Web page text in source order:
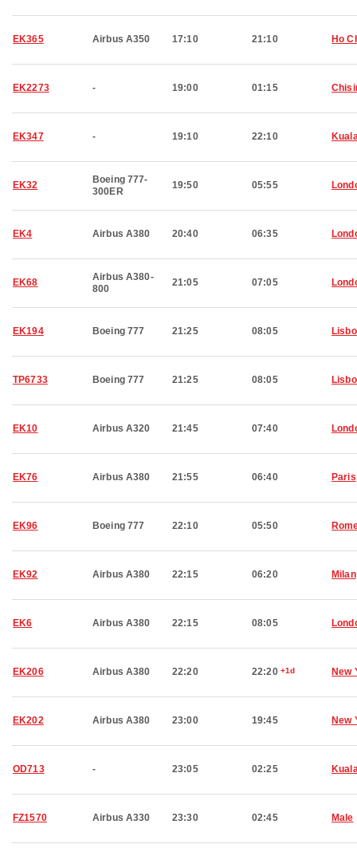
EK365 Airbus A350 17:10 21:10 Ho
EK2273 - 19:00 01:15
EK347 - 19:10 22:10
EK32
Boeing 777-
300ER
19:50 05:55
EK4 Airbus A380 20:40 06:35
EK68
Airbus A380-
800
21:05 07:05
EK194 Boeing 777 21:25 08:05
TP6733 Boeing 777 21:25 08:05
EK10 Airbus A320 21:45 07:40
EK76 Airbus A380 21:55 06:40 Paris
EK96 Boeing 777 22:10 05:50
EK92 Airbus A380 22:15 06:20 Milan
EK6 Airbus A380 22:15 08:05
EK206 Airbus A380 22:20 22:20 +1d New
EK202 Airbus A380 23:00 19:45 New
OD713 - 23:05 02:25
FZ1570 Airbus A330 23:30 02:45 Male